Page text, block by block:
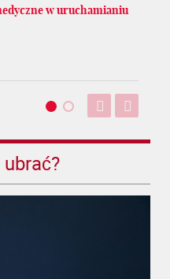
w uruchamianiu